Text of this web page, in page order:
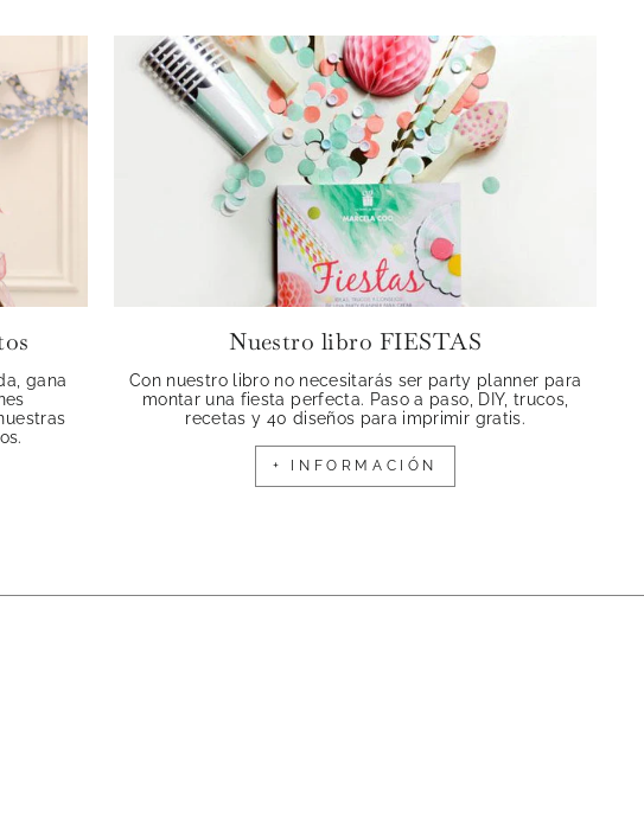
gana
Nuestro libro FIESTAS
Con nuestro libro no necesitarás ser party planner para
montar una fiesta perfecta. Paso a paso, DIY, trucos,
recetas y 40 diseños para imprimir gratis.
+ INFORMACIÓN